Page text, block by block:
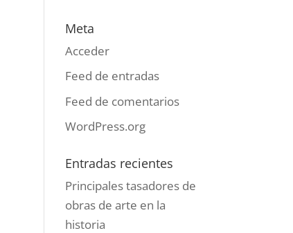
Meta
Acceder
Feed de entradas
Feed de comentarios
WordPress.org
Entradas recientes
Principales tasadores de
obras de arte en la
historia